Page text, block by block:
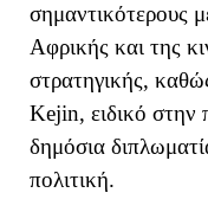
σημαντικότερους
Αφρικής και της
στρατηγικής,
Kejin, ειδικό
δημόσια
πολιτική.